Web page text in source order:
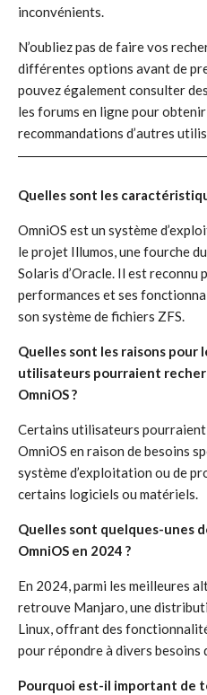
inconvénients.
N’oubliez pas de faire vos
différentes options avant de
pouvez également consulter
les forums en ligne pour
recommandations d’autres
Quelles sont les
OmniOS est un système
le projet Illumos, une fourche
Solaris d’Oracle. Il est reconnu
performances et ses
son système de fichiers ZFS.
Quelles sont les raisons pour
utilisateurs pourraient
OmniOS ?
Certains utilisateurs
OmniOS en raison de besoins
système d’exploitation ou de
certains logiciels ou matériels.
Quelles sont quelques-unes
OmniOS en 2024 ?
En 2024, parmi les meilleures
retrouve Manjaro, une
Linux, offrant des
pour répondre à divers besoins
Pourquoi est-il important de